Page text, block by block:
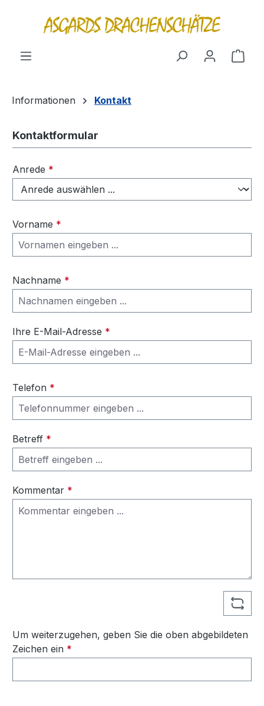
springen
Informationen Kontakt
Kontaktformular
Anrede *
Vorname *
Nachname *
Ihre E-Mail-Adresse *
Telefon *
Betreff *
Kommentar *
Um weiterzugehen, geben Sie die oben abgebildeten
Zeichen ein *